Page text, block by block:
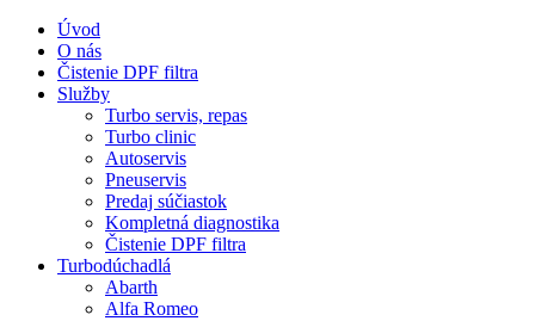
Úvod
O nás
Čistenie DPF filtra
Služby
Turbo servis, repas
Turbo clinic
Autoservis
Pneuservis
Predaj súčiastok
Kompletná diagnostika
Čistenie DPF filtra
Turbodúchadlá
Abarth
Alfa Romeo